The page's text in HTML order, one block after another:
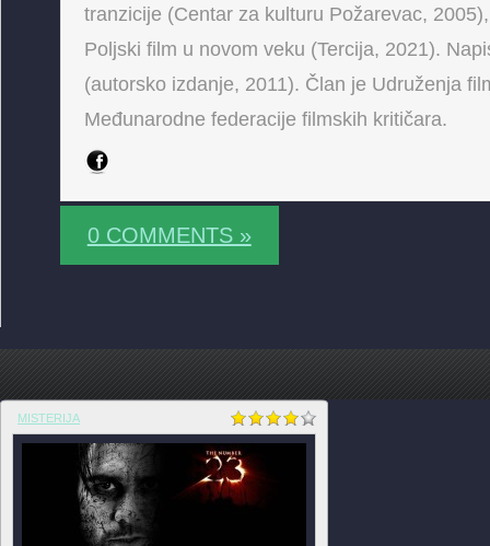
tranzicije (Centar za kulturu Požarevac,
Poljski film u novom veku (Tercija, 2021).
(autorsko izdanje, 2011). Član je Udruženja
Međunarodne federacije filmskih kritičara.
0 COMMENTS »
MISTERIJA